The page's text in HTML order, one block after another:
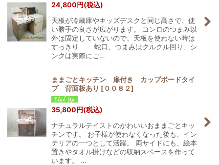
24,800円(税込)
天板が冷蔵庫やキッズデスクと同じ高さで、使
い勝手の良さが広がります。 コンロのつまみ以
外は固定していないので、天板を使わない時は
すっきり 蛇口、つまみはクルクル回り、シ
ンクは実際にご…
ままごとキッチン 扉付き カップボードタイ
プ 背面板あり [００８２]
35,800円(税込)
ナチュラルテイストのかわいいおままごとキッ
チンです。 お子様が使わなくなった後も、イン
テリアの一つとして活躍。 両サイドにも、絵本
置きやタオル掛けなどの収納スペースを作って
います。 …